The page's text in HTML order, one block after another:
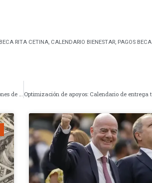
BECA RITA CETINA CALENDARIO BIENESTAR PAGOS BECA